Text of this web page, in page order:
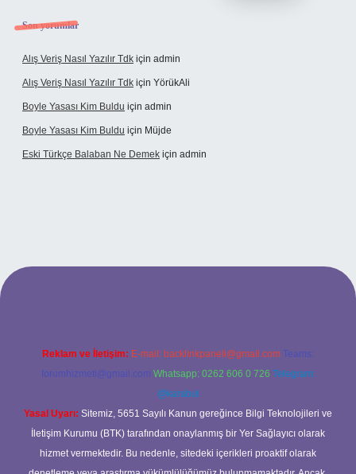
Son yorumlar
Alış Veriş Nasıl Yazılır Tdk için admin
Alış Veriş Nasıl Yazılır Tdk için YörükAli
Boyle Yasası Kim Buldu için admin
Boyle Yasası Kim Buldu için Müjde
Eski Türkçe Balaban Ne Demek için admin
casino
Reklam ve İletişim: E-mail: backlinkpaneli@gmail.com Teams:
forumhizmeti@gmail.com Whatsapp: 0262 606 0 726 Telegram:
@karabul
Yasal Uyarı: Sitemiz, 5651 Sayılı Kanun gereğince Bilgi Teknolojileri ve
İletişim Kurumu (BTK) tarafından onaylanmış bir Yer Sağlayıcı olarak
hizmet vermektedir. Bu nedenle, sitedeki içerikleri proaktif olarak